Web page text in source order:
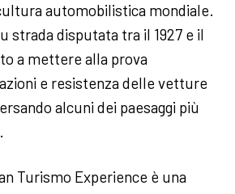
automobilistica mondiale.
strada disputata tra il 1927 e il
a mettere alla prova
e resistenza delle vetture
alcuni dei paesaggi più
Turismo Experience è una